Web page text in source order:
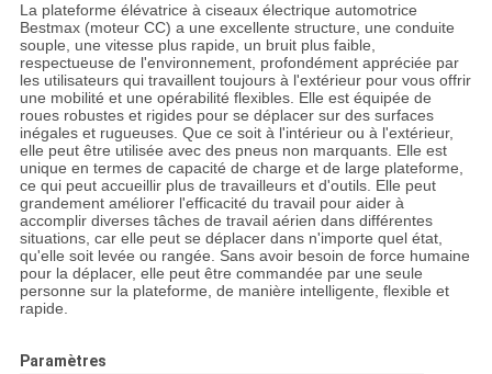
La plateforme élévatrice à ciseaux électrique automotrice
Bestmax (moteur CC) a une excellente structure, une conduite
souple, une vitesse plus rapide, un bruit plus faible,
respectueuse de l'environnement, profondément appréciée par
les utilisateurs qui travaillent toujours à l'extérieur pour vous offrir
une mobilité et une opérabilité flexibles. Elle est équipée de
roues robustes et rigides pour se déplacer sur des surfaces
inégales et rugueuses. Que ce soit à l'intérieur ou à l'extérieur,
elle peut être utilisée avec des pneus non marquants. Elle est
unique en termes de capacité de charge et de large plateforme,
ce qui peut accueillir plus de travailleurs et d'outils. Elle peut
grandement améliorer l'efficacité du travail pour aider à
accomplir diverses tâches de travail aérien dans différentes
situations, car elle peut se déplacer dans n'importe quel état,
qu'elle soit levée ou rangée. Sans avoir besoin de force humaine
pour la déplacer, elle peut être commandée par une seule
personne sur la plateforme, de manière intelligente, flexible et
rapide.
Paramètres